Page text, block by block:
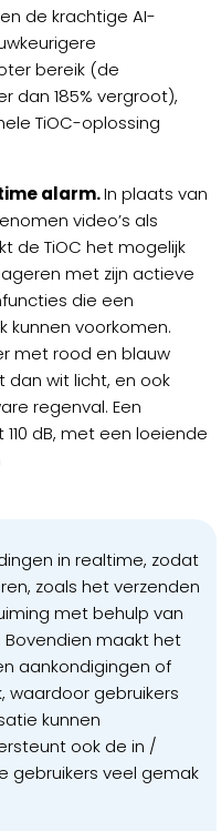
de krachtige AI-
bereik (de
185% vergroot),
TiOC-oplossing
alarm.In plaats van
video’s als
de TiOC het mogelijk
met zijn actieve
die een
kunnen voorkomen.
met rood en blauw
dan wit licht, en ook
regenval. Een
dB, met een loeiende
in realtime, zodat
zoals het verzenden
met behulp van
maakt het
aankondigingen of
waardoor gebruikers
kunnen
ook de in /
gebruikers veel gemak